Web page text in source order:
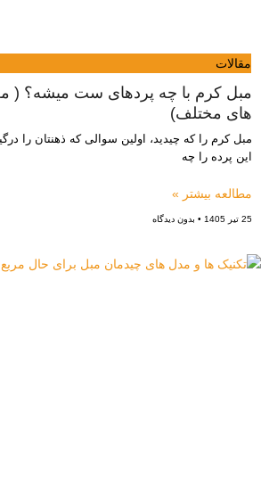
مقالات
مبل کرم با چه پردهای ست میشه؟ (
های مختلف)
مبل کرم را که چیدید، اولین سوالی که ذهنتان را
این پرده را چه
مطالعه بیشتر »
25 تیر 1405 بدون دیدگاه